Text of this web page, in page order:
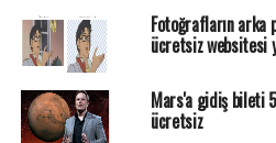
Fotoğrafların arka
ücretsiz websitesi
Mars'a gidiş bileti
ücretsiz